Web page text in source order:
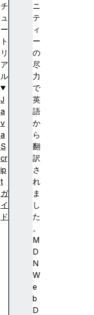
ニ
テ
ィ
ー
の
尽
力
で
英
語
か
ら
翻
訳
さ
れ
ま
し
た
。
M
D
N
W
e
b
D
チ
ュ
ー
ト
リ
ア
ル
J
a
v
a
S
cr
ip
t
ガ
イ
ド